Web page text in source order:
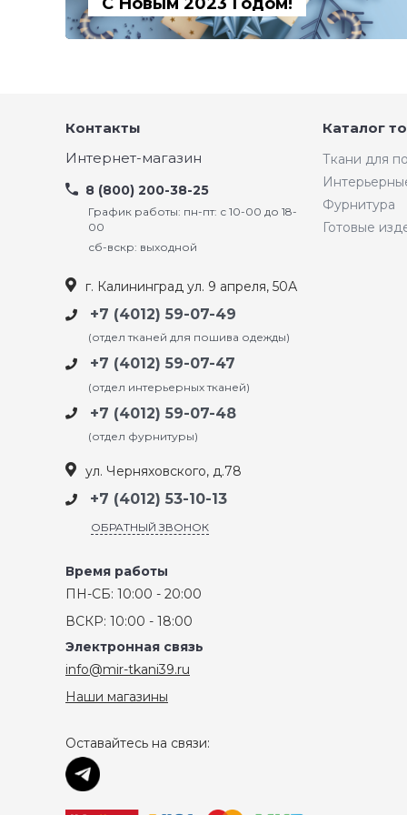
Контакты
Интернет-магазин
8 (800) 200-38-25
График работы: пн-пт: с 10-00 до 18-
00
сб-вскр: выходной
г. Калининград ул. 9 апреля, 50А
+7 (4012) 59-07-49
(отдел тканей для пошива одежды)
+7 (4012) 59-07-47
(отдел интерьерных тканей)
+7 (4012) 59-07-48
(отдел фурнитуры)
ул. Черняховского, д.78
+7 (4012) 53-10-13
ОБРАТНЫЙ ЗВОНОК
Время работы
ПН-СБ: 10:00 - 20:00
ВСКР: 10:00 - 18:00
Электронная связь
info@mir-tkani39.ru
Наши магазины
Оставайтесь на связи:
Каталог
Ткани для
Фурнитура
Готовые